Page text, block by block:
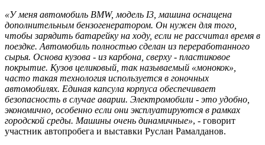
«У меня автомобиль BMW, модель I3, машина оснащена
дополнительным бензогенератором. Он нужен для того,
чтобы зарядить батарейку на ходу, если не рассчитал время в
поездке. Автомобиль полностью сделан из переработанного
сырья. Основа кузова - из карбона, сверху - пластиковое
покрытие. Кузов целиковый, так называемый «монокок»,
часто такая технология используется в гоночных
автомобилях. Единая капсула корпуса обеспечивает
безопасность в случае аварии. Электромобили - это удобно,
экономично, особенно если они эксплуатируются в рамках
городской среды. Машины очень динамичные», - говорит
участник автопробега и выставки Руслан Рамалданов.